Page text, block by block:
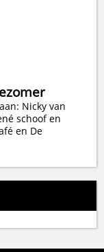
Nicky van
schoof en
en De